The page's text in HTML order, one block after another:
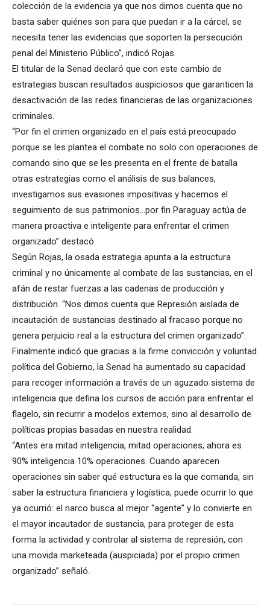
colección de la evidencia ya que nos dimos cuenta que no
basta saber quiénes son para que puedan ir a la cárcel, se
necesita tener las evidencias que soporten la persecución
penal del Ministerio Público”, indicó Rojas.
El titular de la Senad declaró que con este cambio de
estrategias buscan resultados auspiciosos que garanticen la
desactivación de las redes financieras de las organizaciones
criminales.
“Por fin el crimen organizado en el país está preocupado
porque se les plantea el combate no solo con operaciones de
comando sino que se les presenta en el frente de batalla
otras estrategias como el análisis de sus balances,
investigamos sus evasiones impositivas y hacemos el
seguimiento de sus patrimonios…por fin Paraguay actúa de
manera proactiva e inteligente para enfrentar el crimen
organizado” destacó.
Según Rojas, la osada estrategia apunta a la estructura
criminal y no únicamente al combate de las sustancias, en el
afán de restar fuerzas a las cadenas de producción y
distribución. “Nos dimos cuenta que Represión aislada de
incautación de sustancias destinado al fracaso porque no
genera perjuicio real a la estructura del crimen organizado”.
Finalmente indicó que gracias a la firme convicción y voluntad
política del Gobierno, la Senad ha aumentado su capacidad
para recoger información a través de un aguzado sistema de
inteligencia que defina los cursos de acción para enfrentar el
flagelo, sin recurrir a modelos externos, sino al desarrollo de
políticas propias basadas en nuestra realidad.
“Antes era mitad inteligencia, mitad operaciones; ahora es
90% inteligencia 10% operaciones. Cuando aparecen
operaciones sin saber qué estructura es la que comanda, sin
saber la estructura financiera y logística, puede ocurrir lo que
ya ocurrió: el narco busca al mejor “agente” y lo convierte en
el mayor incautador de sustancia, para proteger de esta
forma la actividad y controlar al sistema de represión, con
una movida marketeada (auspiciada) por el propio crimen
organizado” señaló.